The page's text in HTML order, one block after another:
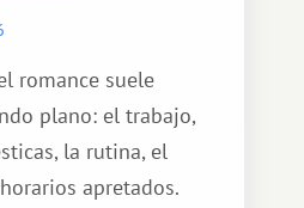
romance suele
plano: el trabajo,
la rutina, el
apretados.